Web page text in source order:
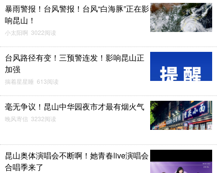
暴雨警报！台风警报！台风“白海豚”正在影
响昆山！
小太阳啊 3022阅读
台风路径有变！三预警连发！影响昆山正
加强
揣着星星睡 613阅读
毫无争议！昆山中华园夜市才最有烟火气
晚风寄信 3232阅读
昆山奥体演唱会不断啊！她青春live演唱会
合唱季来了